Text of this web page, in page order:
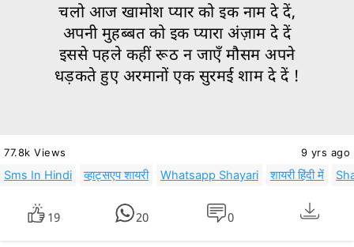
चलो आज खामोश प्यार को इक नाम दे दें,
अपनी मुहब्बत को इक प्यारा अंज़ाम दे दें
इससे पहले कहीं रूठ न जाएँ मौसम अपने
धड़कते हुए अरमानों एक सुरमई शाम दे दें !
77.8k Views 9 yrs ago
Sms In Hindi व्हाट्सएप शायरी Whatsapp Shayari शायरी हिंदी में
19 20 0